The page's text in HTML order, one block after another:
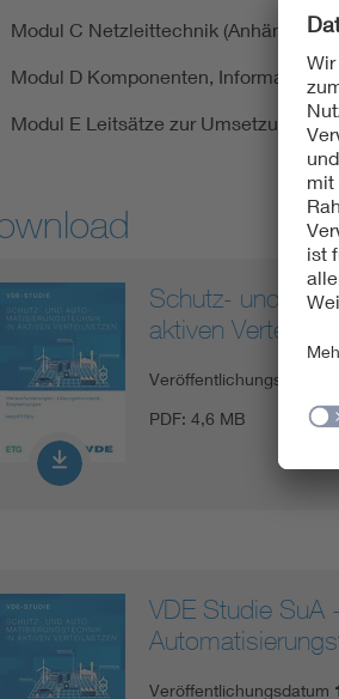
Modul C Netzleittechnik (Anhänge
Modul D Komponenten,
Modul E Leitsätze zur Umsetzung
Schutz- und
aktiven
Veröffentlichungsdatum
PDF: 4,6 MB
VDE Studie SuA
Veröffentlichungsdatum